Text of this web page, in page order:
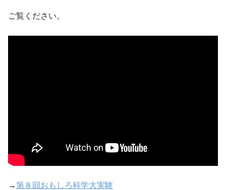
ご覧ください。
→第８回おもしろ科学大実験